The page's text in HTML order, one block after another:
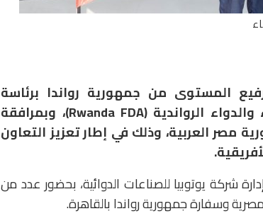
المستوى من جمهورية رواندا برئاسة
البروفيسور إيميل بينفنو، المدير العام لهيئة الغذاء والدواء الرواندية (Rwanda FDA)، وبمرافقة
مصر العربية، وذلك في إطار تعزيز التعاون
شركة يوتوبيا للصناعات الدوائية، بحضور عدد من
وسفارة جمهورية رواندا بالقاهرة.